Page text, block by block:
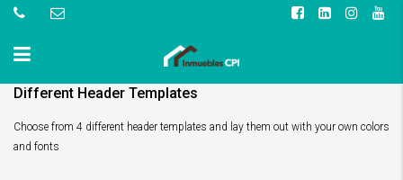
Different Header Templates
Choose from 4 different header templates and lay them out with your own colors
and fonts